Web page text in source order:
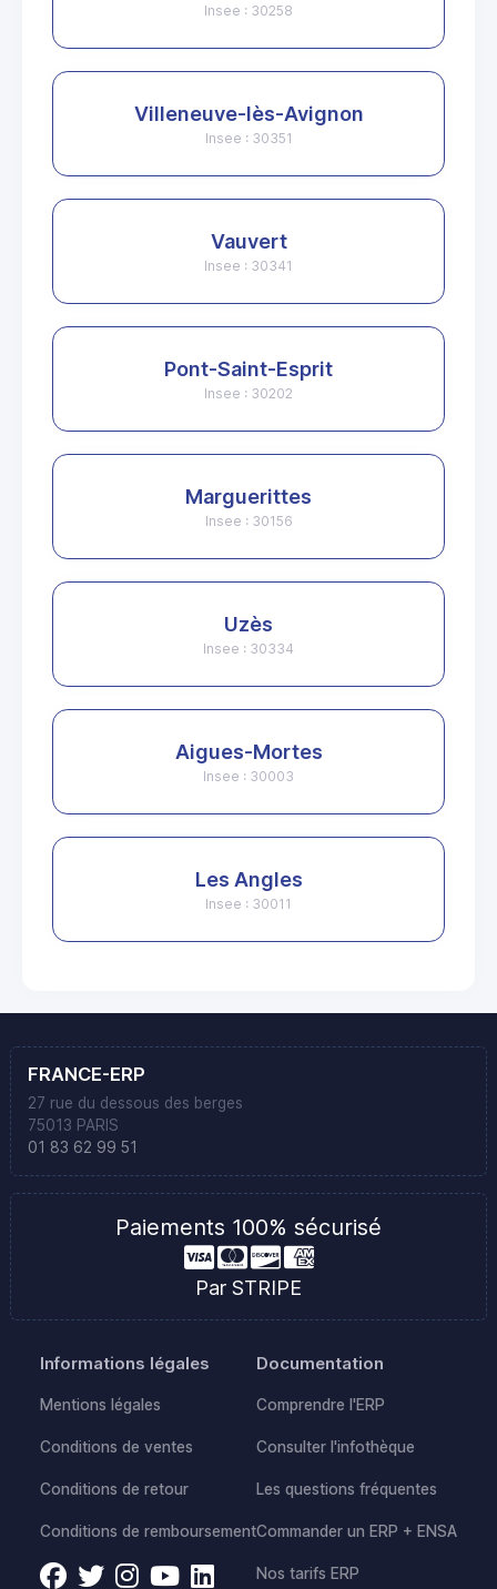
Insee : 30258
Villeneuve-lès-Avignon
Insee : 30351
Vauvert
Insee : 30341
Pont-Saint-Esprit
Insee : 30202
Marguerittes
Insee : 30156
Uzès
Insee : 30334
Aigues-Mortes
Insee : 30003
Les Angles
Insee : 30011
FRANCE-ERP
27 rue du dessous des berges
75013 PARIS
01 83 62 99 51
Paiements 100% sécurisé
Par STRIPE
Informations légales
Mentions légales
Conditions de ventes
Conditions de retour
Conditions de remboursement
Documentation
Comprendre l'ERP
Consulter l'infothèque
Les questions fréquentes
Commander un ERP + ENSA
Nos tarifs ERP